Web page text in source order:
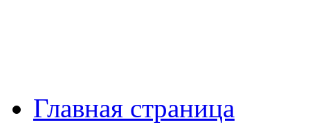
Главная страница